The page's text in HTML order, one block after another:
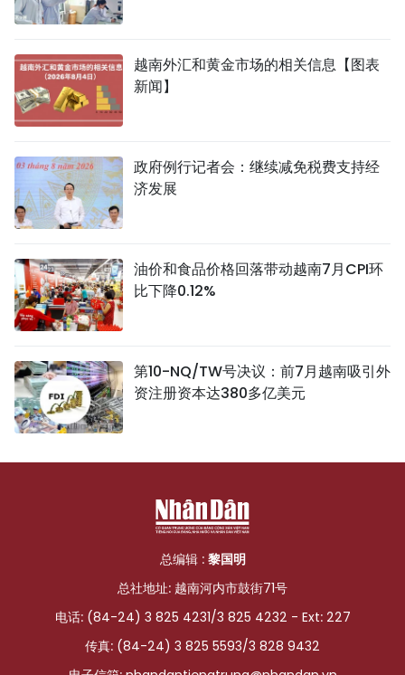
越南外汇和黄金市场的相关信息【图表
新闻】
政府例行记者会：继续减免税费支持经
济发展
油价和食品价格回落带动越南7月CPI环
比下降0.12%
第10-NQ/TW号决议：前7月越南吸引外
资注册资本达380多亿美元
总编辑 : 黎国明
总社地址: 越南河内市鼓街71号
电话: (84-24) 3 825 4231/3 825 4232 - Ext: 227
传真: (84-24) 3 825 5593/3 828 9432